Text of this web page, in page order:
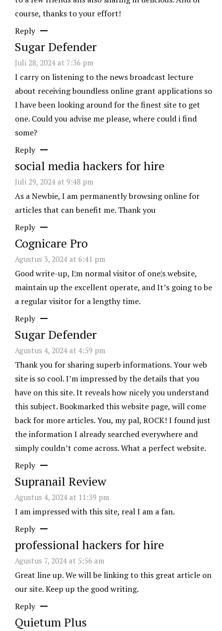
course, thanks to your effort!
Reply
Sugar Defender
Juli 28, 2024 at 7:36 pm
I carry on listening to the news broadcast lecture
about receiving boundless online grant applications so
I have been looking around for the finest site to get
one. Could you advise me please, where could i find
some?
Reply
social media hackers for hire
Juli 29, 2024 at 9:48 pm
As a Newbie, I am permanently browsing online for
articles that can benefit me. Thank you
Reply
Cognicare Pro
Agustus 3, 2024 at 6:41 pm
Good write-up, I¦m normal visitor of one¦s website,
maintain up the excellent operate, and It’s going to be
a regular visitor for a lengthy time.
Reply
Sugar Defender
Agustus 4, 2024 at 4:59 pm
Thank you for sharing superb informations. Your web
site is so cool. I’m impressed by the details that you
have on this site. It reveals how nicely you understand
this subject. Bookmarked this website page, will come
back for more articles. You, my pal, ROCK! I found just
the information I already searched everywhere and
simply couldn’t come across. What a perfect website.
Reply
Supranail Review
Agustus 4, 2024 at 11:39 pm
I am impressed with this site, real I am a fan.
Reply
professional hackers for hire
Agustus 7, 2024 at 5:56 am
Great line up. We will be linking to this great article on
our site. Keep up the good writing.
Reply
Quietum Plus